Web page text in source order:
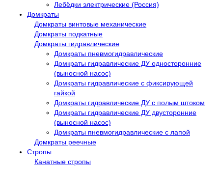
Лебёдки электрические (Россия)
Домкраты
Домкраты винтовые механические
Домкраты подкатные
Домкраты гидравлические
Домкраты пневмогидравлические
Домкраты гидравлические ДУ односторонние
(выносной насос)
Домкраты гидравлические с фиксирующей
гайкой
Домкраты гидравлические ДУ c полым штоком
Домкраты гидравлические ДУ двусторонние
(выносной насос)
Домкраты пневмогидравлические с лапой
Домкраты реечные
Стропы
Канатные стропы